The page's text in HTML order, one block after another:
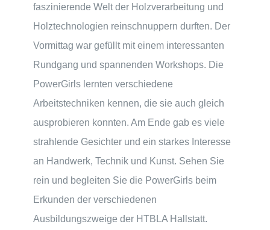
faszinierende Welt der Holzverarbeitung und
Holztechnologien reinschnuppern durften. Der
Vormittag war gefüllt mit einem interessanten
Rundgang und spannenden Workshops. Die
PowerGirls lernten verschiedene
Arbeitstechniken kennen, die sie auch gleich
ausprobieren konnten. Am Ende gab es viele
strahlende Gesichter und ein starkes Interesse
an Handwerk, Technik und Kunst. Sehen Sie
rein und begleiten Sie die PowerGirls beim
Erkunden der verschiedenen
Ausbildungszweige der HTBLA Hallstatt.